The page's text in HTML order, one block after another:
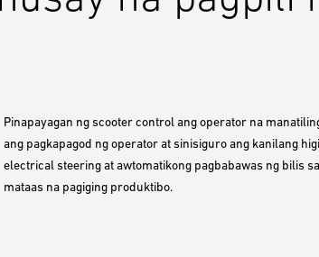
Pinapayagan ng scooter control ang operator na
ang pagkapagod ng operator at sinisiguro ang kanilang
electrical steering at awtomatikong pagbabawas ng bilis
mataas na pagiging produktibo.